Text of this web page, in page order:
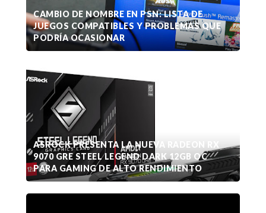
CAMBIO DE NOMBRE EN PSN: LISTA DE
JUEGOS COMPATIBLES Y PROBLEMAS QUE
PODRÍA OCASIONAR
ASROCK PRESENTA LA NUEVA RADEON RX
9070 GRE STEEL LEGEND DARK 12GB OC
PARA GAMING DE ALTO RENDIMIENTO